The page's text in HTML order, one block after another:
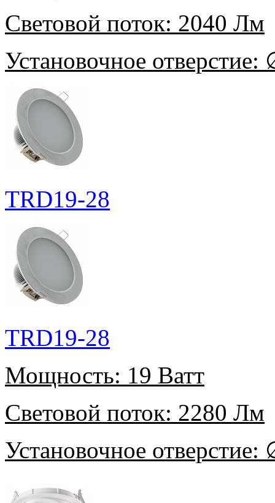
Световой поток: 2040 Лм
Установочное отверстие:
TRD19-28
TRD19-28
Мощность: 19 Ватт
Световой поток: 2280 Лм
Установочное отверстие: